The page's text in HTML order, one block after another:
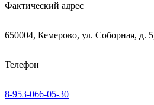
Фактический адрес
650004, Кемерово, ул. Соборная, д.
Телефон
8-953-066-05-30